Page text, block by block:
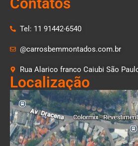
Tel: 11 91442-6540
@carrosbemmontados.com.br
Rua Alarico franco Caiubi São
Localização